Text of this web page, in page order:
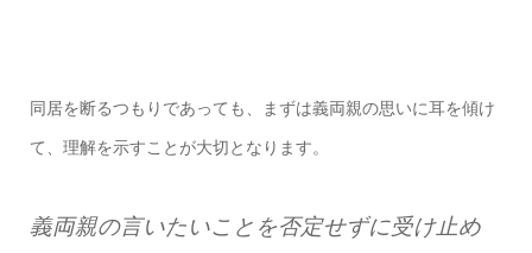
同居を断るつもりであっても、まずは義両親の思いに耳を傾け
て、理解を示すことが大切となります。
義両親の言いたいことを否定せずに受け止め